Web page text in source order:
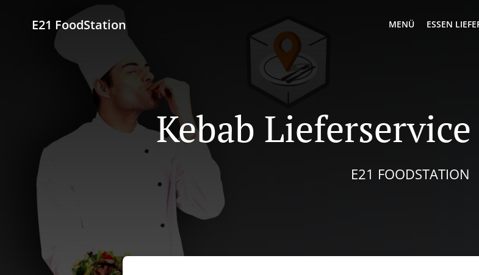
E21 FoodStation MENÜ ESSEN
Kebab
E21 FOODSTATION